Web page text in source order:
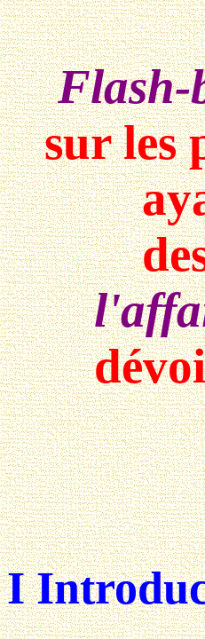
Flash-
sur les
I